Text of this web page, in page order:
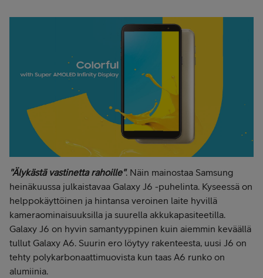
"Älykästä vastinetta rahoille". Näin mainostaa Samsung
heinäkuussa julkaistavaa Galaxy J6 -puhelinta. Kyseessä on
helppokäyttöinen ja hintansa veroinen laite hyvillä
kameraominaisuuksilla ja suurella akkukapasiteetilla.
Galaxy J6 on hyvin samantyyppinen kuin aiemmin keväällä
tullut Galaxy A6. Suurin ero löytyy rakenteesta, uusi J6 on
tehty polykarbonaattimuovista kun taas A6 runko on
alumiinia.